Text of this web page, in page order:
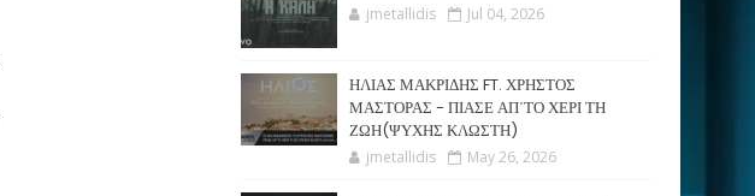
jmetallidis Jul 04, 2026
ΗΛΙΑΣ ΜΑΚΡΙΔΗΣ FT. ΧΡΗΣΤΟΣ
ΜΑΣΤΟΡΑΣ - ΠΙΑΣΕ ΑΠ΄ΤΟ ΧΕΡΙ ΤΗ
ΖΩΗ(ΨΥΧΗΣ ΚΛΩΣΤΗ)
jmetallidis May 26, 2026